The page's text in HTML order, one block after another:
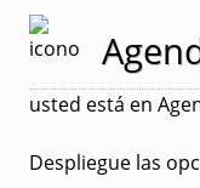
usted está en
Despliegue las